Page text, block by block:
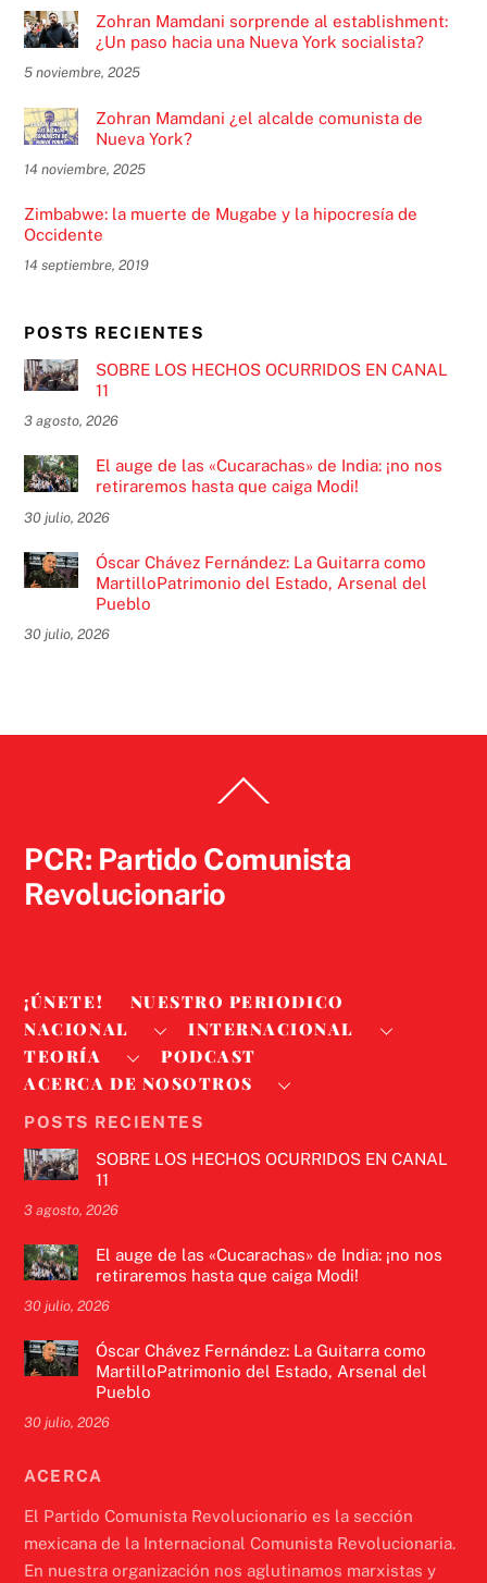
Zohran Mamdani sorprende al establishment:
¿Un paso hacia una Nueva York socialista?
5 noviembre, 2025
Zohran Mamdani ¿el alcalde comunista de
Nueva York?
14 noviembre, 2025
Zimbabwe: la muerte de Mugabe y la hipocresía de
Occidente
14 septiembre, 2019
POSTS RECIENTES
SOBRE LOS HECHOS OCURRIDOS EN CANAL
11
3 agosto, 2026
El auge de las «Cucarachas» de India: ¡no nos
retiraremos hasta que caiga Modi!
30 julio, 2026
Óscar Chávez Fernández: La Guitarra como
MartilloPatrimonio del Estado, Arsenal del
Pueblo
30 julio, 2026
To
PCR: Partido Comunista
Revolucionario
¡ÚNETE!
NUESTRO PERIODICO
NACIONAL
INTERNACIONAL
TEORÍA
PODCAST
ACERCA DE NOSOTROS
POSTS RECIENTES
SOBRE LOS HECHOS OCURRIDOS EN CANAL
11
3 agosto, 2026
El auge de las «Cucarachas» de India: ¡no nos
retiraremos hasta que caiga Modi!
30 julio, 2026
Óscar Chávez Fernández: La Guitarra como
MartilloPatrimonio del Estado, Arsenal del
Pueblo
30 julio, 2026
ACERCA
El Partido Comunista Revolucionario es la sección
mexicana de la Internacional Comunista Revolucionaria.
En nuestra organización nos aglutinamos marxistas y